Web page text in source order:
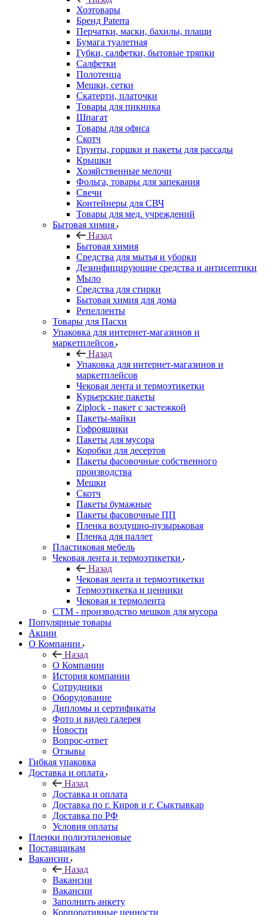
Хозтовары
Бренд Paterra
Перчатки, маски, бахилы, плащи
Бумага туалетная
Губки, салфетки, бытовые тряпки
Салфетки
Полотенца
Мешки, сетки
Скатерти, платочки
Товары для пикника
Шпагат
Товары для офиса
Скотч
Грунты, горшки и пакеты для рассады
Крышки
Хозяйственные мелочи
Фольга, товары для запекания
Свечи
Контейнеры для СВЧ
Товары для мед. учреждений
Бытовая химия
Назад
Бытовая химия
Средства для мытья и уборки
Дезинфицирующие средства и антисептики
Мыло
Средства для стирки
Бытовая химия для дома
Репелленты
Товары для Пасхи
Упаковка для интернет-магазинов и
маркетплейсов
Назад
Упаковка для интернет-магазинов и
маркетплейсов
Чековая лента и термоэтикетки
Курьерские пакеты
Ziplock - пакет с застежкой
Пакеты-майки
Гофроящики
Пакеты для мусора
Коробки для десертов
Пакеты фасовочные собственного
производства
Мешки
Скотч
Пакеты бумажные
Пакеты фасовочные ПП
Пленка воздушно-пузырьковая
Пленка для паллет
Пластиковая мебель
Чековая лента и термоэтикетки
Назад
Чековая лента и термоэтикетки
Термоэтикетка и ценники
Чековая и термолента
СТМ - производство мешков для мусора
Популярные товары
Акции
О Компании
Назад
О Компании
История компании
Сотрудники
Оборудование
Дипломы и сертификаты
Фото и видео галерея
Новости
Вопрос-ответ
Отзывы
Гибкая упаковка
Доставка и оплата
Назад
Доставка и оплата
Доставка по г. Киров и г. Сыктывкар
Доставка по РФ
Условия оплаты
Пленки полиэтиленовые
Поставщикам
Вакансии
Назад
Вакансии
Вакансии
Заполнить анкету
Корпоративные ценности